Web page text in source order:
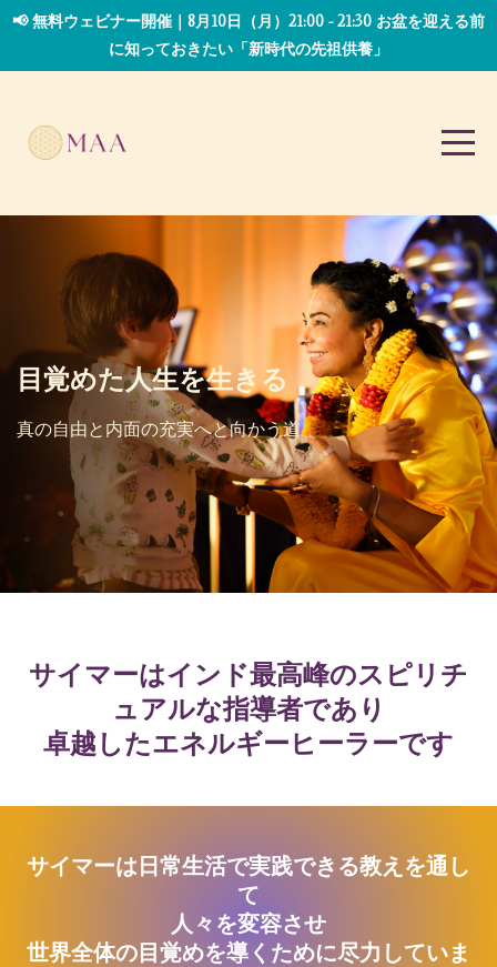
📢 無料ウェビナー開催｜8月10日（月）21:00 - 21:30 お盆を迎える前
に知っておきたい「新時代の先祖供養」
目覚めた人生を生きる
真の自由と 内面の充実へと向かう道
サイマーはインド最高峰のスピリチ
ュアルな指導者であり
卓越したエネルギーヒーラーです
サイマーは日常生活で実践できる教えを通し
て
人々を変容させ
世界全体の目覚めを導くために尽力していま